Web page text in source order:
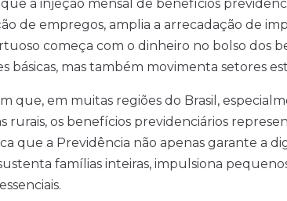
a injeção mensal de benefícios
de empregos, amplia a arrecadação de
começa com o dinheiro no bolso dos
básicas, mas também movimenta setores
que, em muitas regiões do Brasil,
rurais, os benefícios previdenciários
que a Previdência não apenas garante a
famílias inteiras, impulsiona